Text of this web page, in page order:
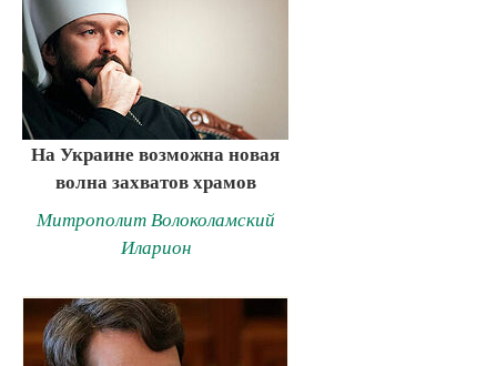
На Украине возможна новая
волна захватов храмов
Митрополит Волоколамский
Иларион